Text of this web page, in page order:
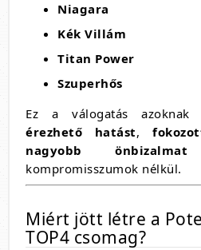
Niagara
Kék Villám
Titan Power
Szuperhős
Ez a válogatás
érezhető hatást,
nagyobb önbizalmat
kompromisszumok nélkül.
Miért jött létre a
TOP4 csomag?